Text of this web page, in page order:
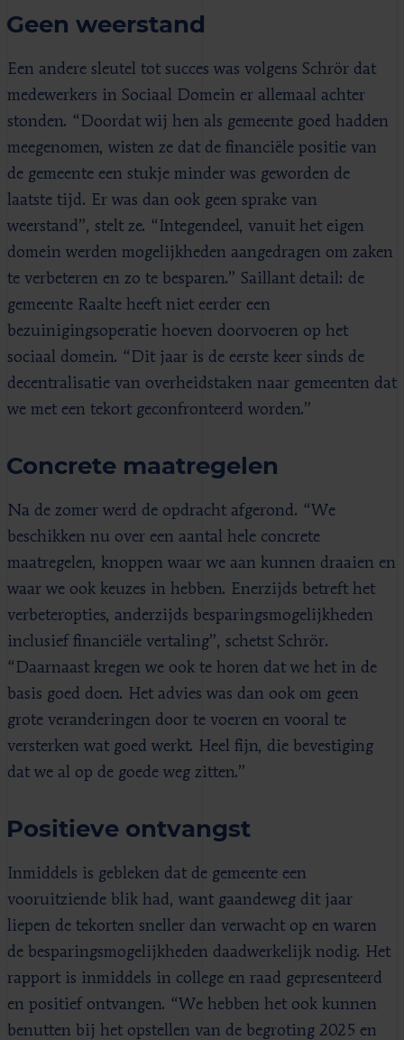
Geen weerstand
Een andere sleutel tot succes was volgens Schrör dat
medewerkers in Sociaal Domein er allemaal achter
stonden. “Doordat wij hen als gemeente goed hadden
meegenomen, wisten ze dat de financiële positie van
de gemeente een stukje minder was geworden de
laatste tijd. Er was dan ook geen sprake van
weerstand”, stelt ze. “Integendeel, vanuit het eigen
domein werden mogelijkheden aangedragen om zaken
te verbeteren en zo te besparen.” Saillant detail: de
gemeente Raalte heeft niet eerder een
bezuinigingsoperatie hoeven doorvoeren op het
sociaal domein. “Dit jaar is de eerste keer sinds de
decentralisatie van overheidstaken naar gemeenten dat
we met een tekort geconfronteerd worden.”
Concrete maatregelen
Na de zomer werd de opdracht afgerond. “We
beschikken nu over een aantal hele concrete
maatregelen, knoppen waar we aan kunnen draaien en
waar we ook keuzes in hebben. Enerzijds betreft het
verbeteropties, anderzijds besparingsmogelijkheden
inclusief financiële vertaling”, schetst Schrör.
“Daarnaast kregen we ook te horen dat we het in de
basis goed doen. Het advies was dan ook om geen
grote veranderingen door te voeren en vooral te
versterken wat goed werkt. Heel fijn, die bevestiging
dat we al op de goede weg zitten.”
Positieve ontvangst
Inmiddels is gebleken dat de gemeente een
vooruitziende blik had, want gaandeweg dit jaar
liepen de tekorten sneller dan verwacht op en waren
de besparingsmogelijkheden daadwerkelijk nodig. Het
rapport is inmiddels in college en raad gepresenteerd
en positief ontvangen. “We hebben het ook kunnen
benutten bij het opstellen van de begroting 2025 en